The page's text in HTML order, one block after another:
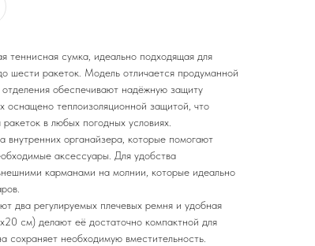
теннисная сумка, идеально подходящая для
шести ракеток. Модель отличается продуманной
обеспечивают надёжную защиту
оснащено теплоизоляционной защитой, что
в любых погодных условиях.
внутренних органайзера, которые помогают
аксессуары. Для удобства
карманами на молнии, которые идеально
два регулируемых плечевых ремня и удобная
см) делают её достаточно компактной для
сохраняет необходимую вместительность.